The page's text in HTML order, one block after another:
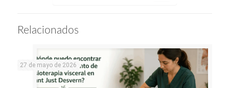
Relacionados
27 de mayo de 2026